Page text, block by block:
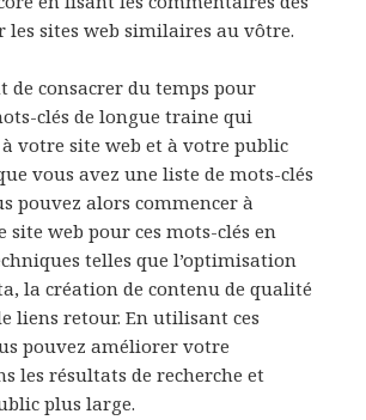
sites web similaires au vôtre.
de consacrer du temps pour
clés de longue traine qui
votre site web et à votre public
vous avez une liste de mots-clés
pouvez alors commencer à
web pour ces mots-clés en
telles que l’optimisation
la création de contenu de qualité
liens retour. En utilisant ces
pouvez améliorer votre
les résultats de recherche et
plus large.